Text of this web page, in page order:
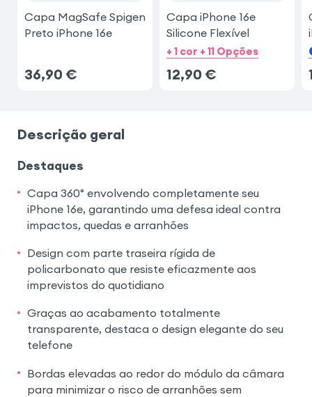
Capa MagSafe Spigen
Preto iPhone 16e
36,90 €
Capa iPhone 16e
Silicone Flexível
+ 1 cor + 11 Opções
12,90 €
Descrição geral
Destaques
Capa 360° envolvendo completamente seu
iPhone 16e, garantindo uma defesa ideal contra
impactos, quedas e arranhões
Design com parte traseira rígida de
policarbonato que resiste eficazmente aos
imprevistos do quotidiano
Graças ao acabamento totalmente
transparente, destaca o design elegante do seu
telefone
Bordas elevadas ao redor do módulo da câmara
para minimizar o risco de arranhões sem